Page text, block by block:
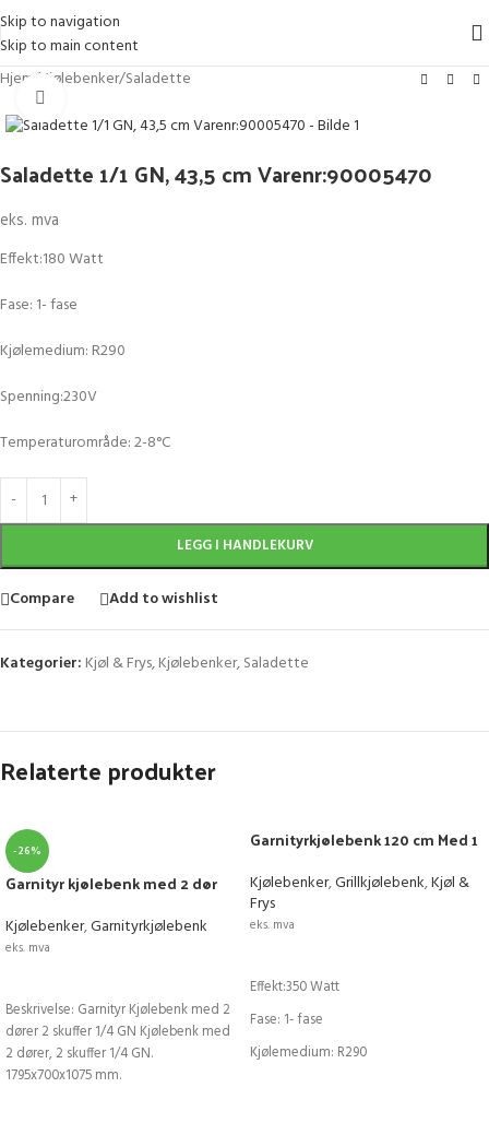
Skip to navigation
Skip to main content
Hjem / Kjølebenker/Saladette
Saladette 1/1 GN, 43,5 cm Varenr:90005470
eks. mva
Effekt:180 Watt
Fase: 1- fase
Kjølemedium: R290
Spenning:230V
Temperaturområde: 2-8°C
LEGG I HANDLEKURV
Compare Add to wishlist
Kategorier: Kjøl & Frys,Kjølebenker,Saladette
Relaterte produkter
-26%
Garnityr kjølebenk med 2 dør
Kjølebenker,Garnityrkjølebenk
eks. mva
Beskrivelse: Garnityr Kjølebenk med 2
dører 2 skuffer 1/4 GN Kjølebenk med
2 dører, 2 skuffer 1/4 GN.
1795x700x1075 mm.
Garnityrkjølebenk 120 cm Med 1
Varenr:100021334
Kjølebenker,Grillkjølebenk,Kjøl &
Frys
eks. mva
Effekt:350 Watt
Fase: 1- fase
Kjølemedium: R290